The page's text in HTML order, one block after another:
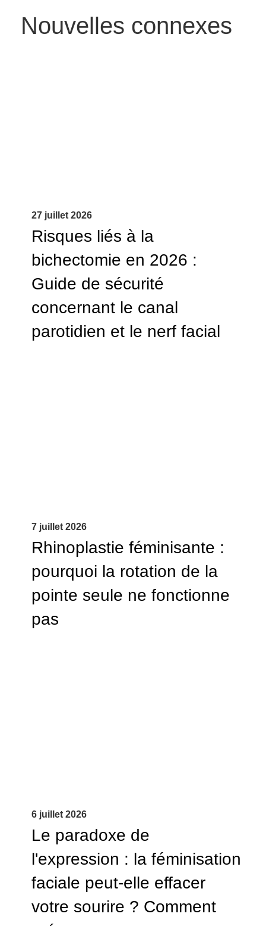
Nouvelles connexes
27 juillet 2026
Risques liés à la
bichectomie en 2026 :
Guide de sécurité
concernant le canal
parotidien et le nerf facial
7 juillet 2026
Rhinoplastie féminisante :
pourquoi la rotation de la
pointe seule ne fonctionne
pas
6 juillet 2026
Le paradoxe de
l'expression : la féminisation
faciale peut-elle effacer
votre sourire ? Comment